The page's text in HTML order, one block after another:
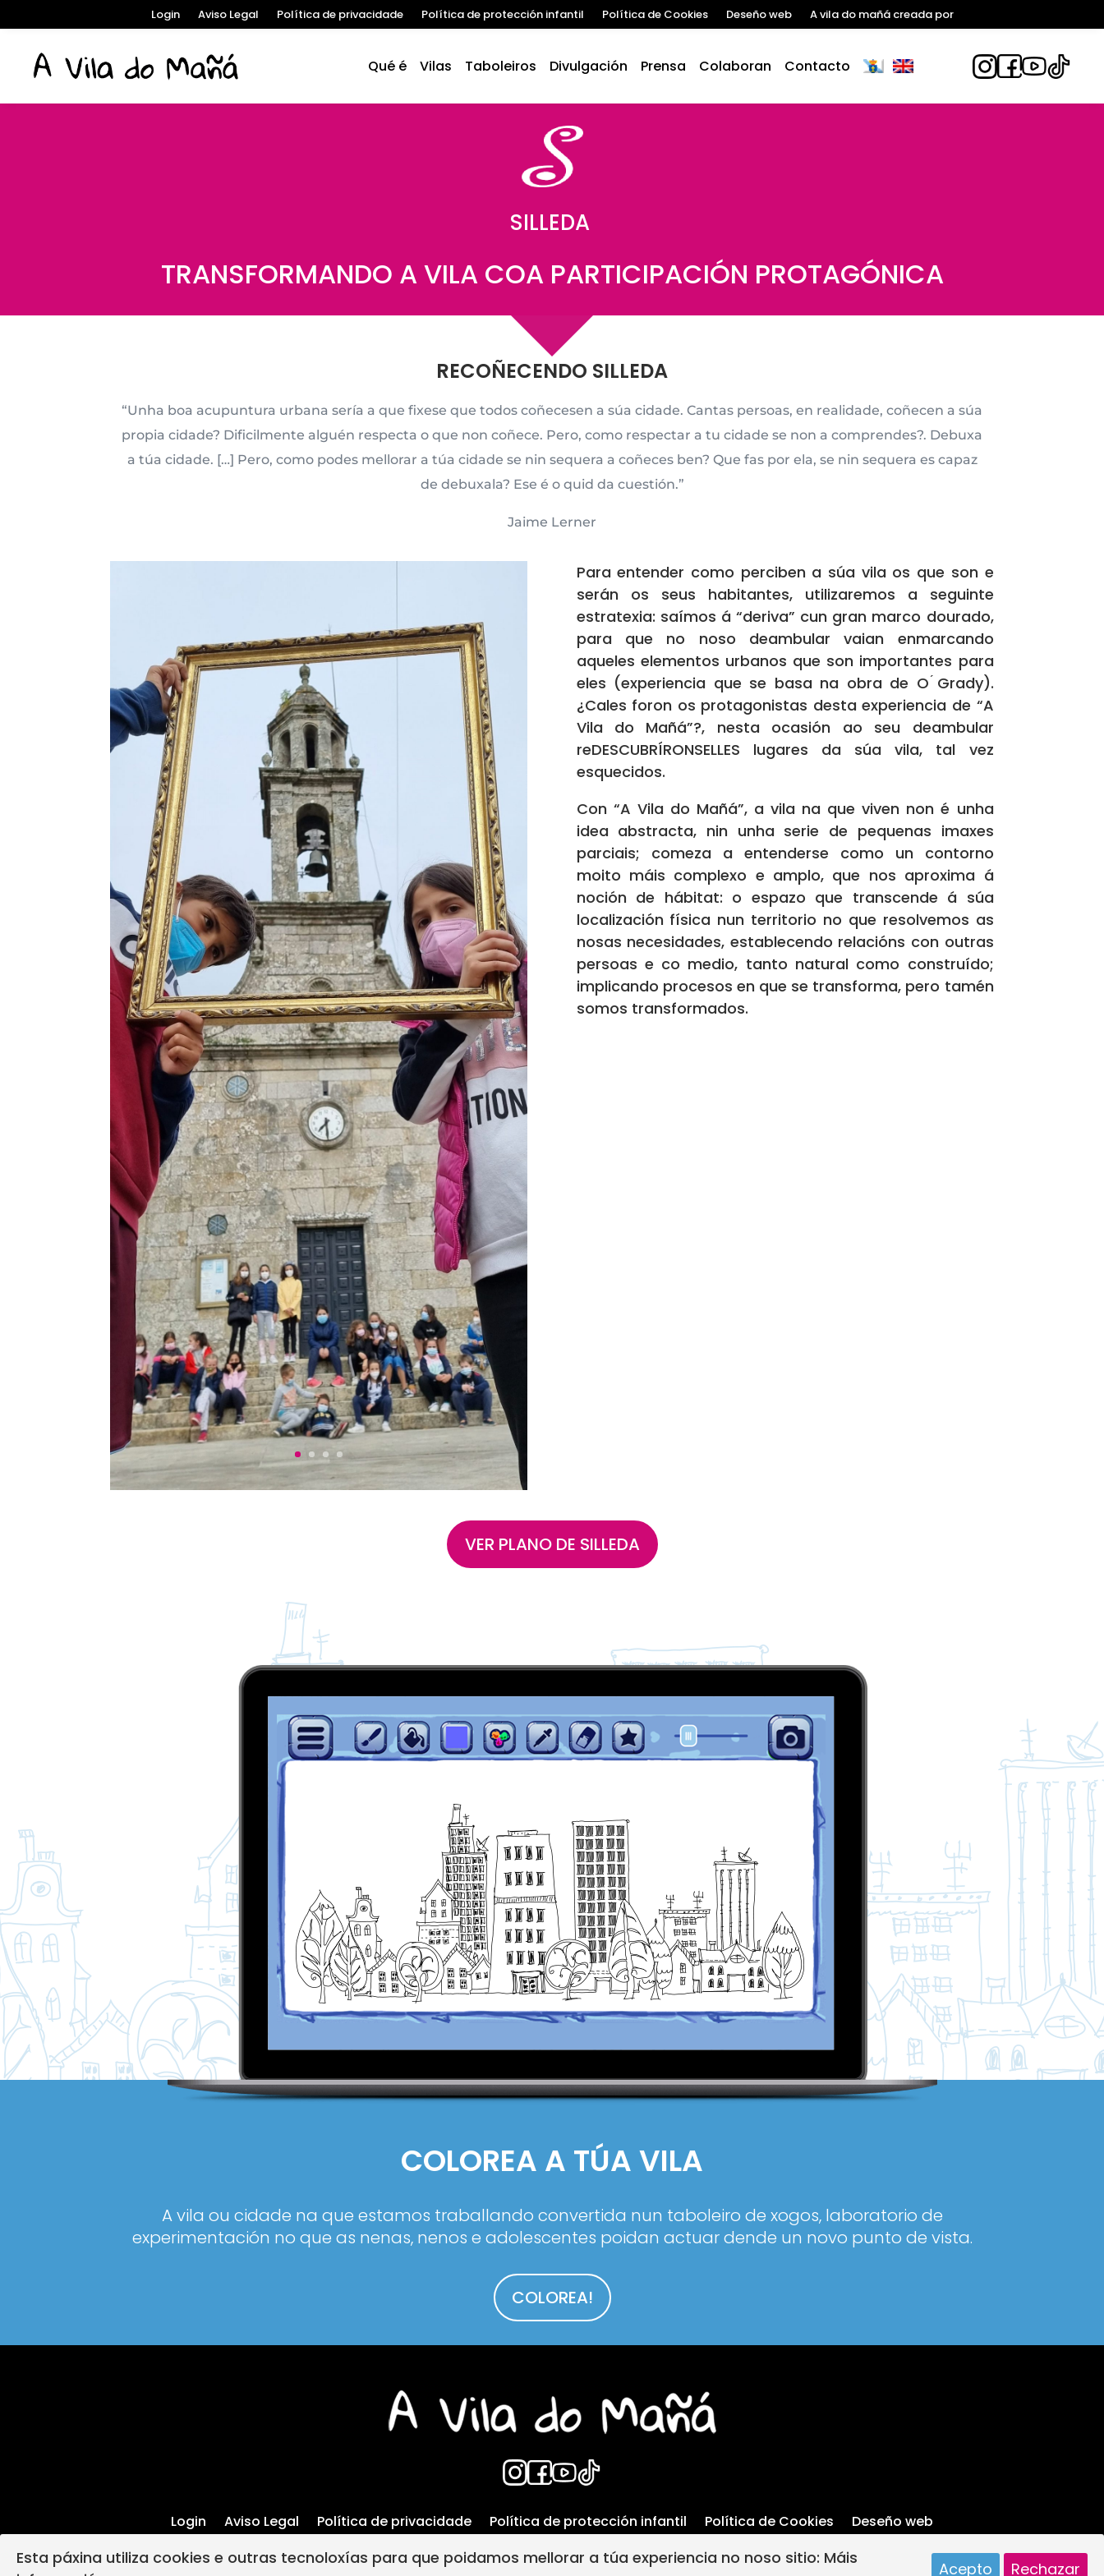
Login Aviso Legal Política de privacidade Política de protección infantil Política de Cookies Deseño web A vila do mañá creada por
Qué é Vilas Taboleiros Divulgación Prensa Colaboran Contacto
SILLEDA
TRANSFORMANDO A VILA COA PARTICIPACIÓN PROTAGÓNICA
RECOÑECENDO SILLEDA
“Unha boa acupuntura urbana sería a que fixese que todos coñecesen a súa cidade. Cantas persoas, en realidade, coñecen a súa
propia cidade? Dificilmente alguén respecta o que non coñece. Pero, como respectar a tu cidade se non a comprendes?. Debuxa
a túa cidade. […] Pero, como podes mellorar a túa cidade se nin sequera a coñeces ben? Que fas por ela, se nin sequera es capaz
de debuxala? Ese é o quid da cuestión.”
Jaime Lerner
Para entender como perciben a súa vila os que son e
serán os seus habitantes, utilizaremos a seguinte
estratexia: saímos á “deriva” cun gran marco dourado,
para que no noso deambular vaian enmarcando
aqueles elementos urbanos que son importantes para
eles (experiencia que se basa na obra de O ́Grady).
¿Cales foron os protagonistas desta experiencia de “A
Vila do Mañá”?, nesta ocasión ao seu deambular
reDESCUBRÍRONSELLES lugares da súa vila, tal vez
esquecidos.
Con “A Vila do Mañá”, a vila na que viven non é unha
idea abstracta, nin unha serie de pequenas imaxes
parciais; comeza a entenderse como un contorno
moito máis complexo e amplo, que nos aproxima á
noción de hábitat: o espazo que transcende á súa
localización física nun territorio no que resolvemos as
nosas necesidades, establecendo relacións con outras
persoas e co medio, tanto natural como construído;
implicando procesos en que se transforma, pero tamén
somos transformados.
VER PLANO DE SILLEDA
COLOREA A TÚA VILA
A vila ou cidade na que estamos traballando convertida nun taboleiro de xogos, laboratorio de
experimentación no que as nenas, nenos e adolescentes poidan actuar dende un novo punto de vista.
COLOREA!
Login Aviso Legal Política de privacidade Política de protección infantil Política de Cookies
Deseño web
Esta páxina utiliza cookies e outras tecnoloxías para que poidamos mellorar a túa experiencia no noso sitio: Máis
Acepto Rechazar